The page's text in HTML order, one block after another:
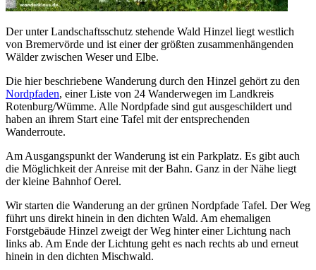
Der unter Landschaftsschutz stehende Wald Hinzel liegt westlich
von Bremervörde und ist einer der größten zusammenhängenden
Wälder zwischen Weser und Elbe.
Die hier beschriebene Wanderung durch den Hinzel gehört zu den
Nordpfaden, einer Liste von 24 Wanderwegen im Landkreis
Rotenburg/Wümme. Alle Nordpfade sind gut ausgeschildert und
haben an ihrem Start eine Tafel mit der entsprechenden
Wanderroute.
Am Ausgangspunkt der Wanderung ist ein Parkplatz. Es gibt auch
die Möglichkeit der Anreise mit der Bahn. Ganz in der Nähe liegt
der kleine Bahnhof Oerel.
Wir starten die Wanderung an der grünen Nordpfade Tafel. Der Weg
führt uns direkt hinein in den dichten Wald. Am ehemaligen
Forstgebäude Hinzel zweigt der Weg hinter einer Lichtung nach
links ab. Am Ende der Lichtung geht es nach rechts ab und erneut
hinein in den dichten Mischwald.